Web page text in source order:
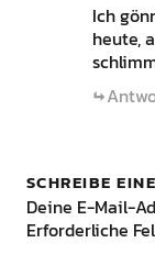
Ich
heute,
SCHREIBE
Deine E-Mail-
Erforderliche